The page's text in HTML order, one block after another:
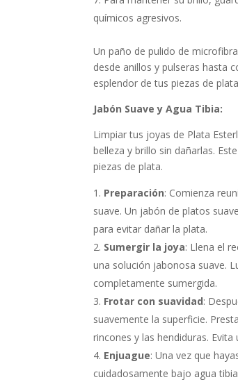
químicos agresivos.
Un paño de pulido de
desde anillos y pulseras hasta
esplendor de tus piezas de
Jabón Suave y Agua Tibia:
Limpiar tus joyas de Plata
belleza y brillo sin dañarlas.
piezas de plata.
Preparación: Comienza
suave. Un jabón de platos
para evitar dañar la plata.
Sumergir la joya: Llena el
una solución jabonosa suave.
completamente sumergida.
Frotar con suavidad:
suavemente la superficie.
rincones y las hendiduras.
Enjuague: Una vez que
cuidadosamente bajo agua